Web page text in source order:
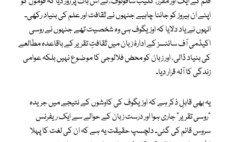
اپنے ان ہیروز کو جاننا چاہیے جنہوں نے ثقافت اور علم کی بنیاد رکھی۔
انہوں نے یاد دلایا کہ اوزیگوف ہی وہ شخصیت تھے جنہوں نے روسی
اکیڈمی آف سائنسز کے ادارۂ زبان میں ثقافتِ تقریر کے باقاعدہ مطالعے
کی بنیاد ڈالی، اور زبان کو محض فلالوجی کا موضوع نہیں بلکہ عوامی
زندگی کا آلہ قرار دیا۔
یہ بھی قابلِ ذکر ہے کہ اوزیگوف کی کاوشوں کے نتیجے میں جریدہ
“روسی تقریر” جاری ہوا اور درست زبان کے حوالے سے ایک ریفرنس
سروس قائم کی گئی۔ دلچسپ حقیقت یہ ہے کہ ان کی لغت کا پہلا